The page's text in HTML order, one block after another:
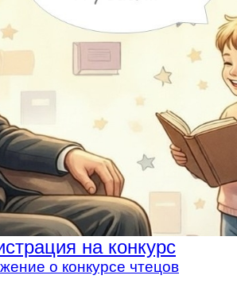
на конкурс
о конкурсе чтецов